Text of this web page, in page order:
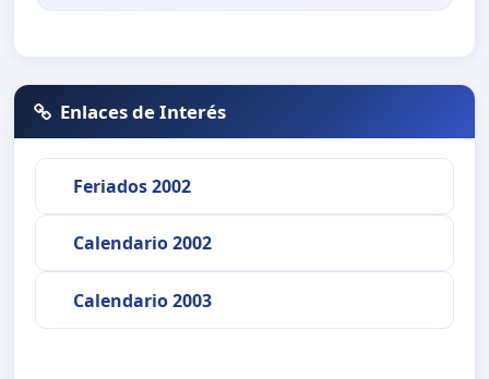
Enlaces de Interés
Feriados 2002
Calendario 2002
Calendario 2003